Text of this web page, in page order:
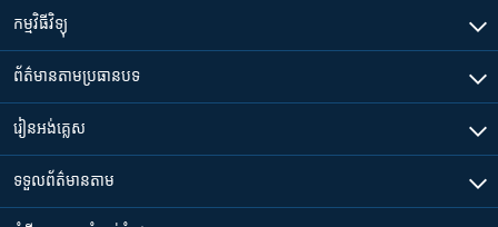
កម្មវិធី​វិទ្យុ
ព័ត៌មាន​តាមប្រធានបទ​
រៀន​​អង់គ្លេស
ទទួល​ព័ត៌មាន​តាម